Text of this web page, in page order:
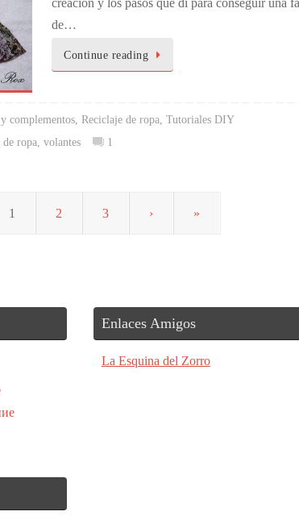
de…
Continue reading
complementos, Reciclaje de ropa Tutoriales DIY
ropa ,volantes 1
1 2 3 › »
Enlaces Amigos
La Esquina del Zorro